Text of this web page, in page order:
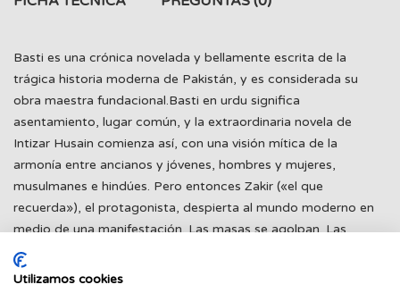
Basti es una crónica novelada y bellamente escrita de la
trágica historia moderna de Pakistán, y es considerada su
obra maestra fundacional.Basti en urdu significa
asentamiento, lugar común, y la extraordinaria novela de
Intizar Husain comienza así, con una visión mítica de la
armonía entre ancianos y jóvenes, hombres y mujeres,
musulmanes e hindúes. Pero entonces Zakir («el que
recuerda»), el protagonista, despierta al mundo moderno en
medio de una manifestación. Las masas se agolpan. Las
consignas se lanzan. Las ciudades arden. Él piensa en el amor
que dejó atrás...¿Qué es lo que hace que los hombres se
Utilizamos cookies